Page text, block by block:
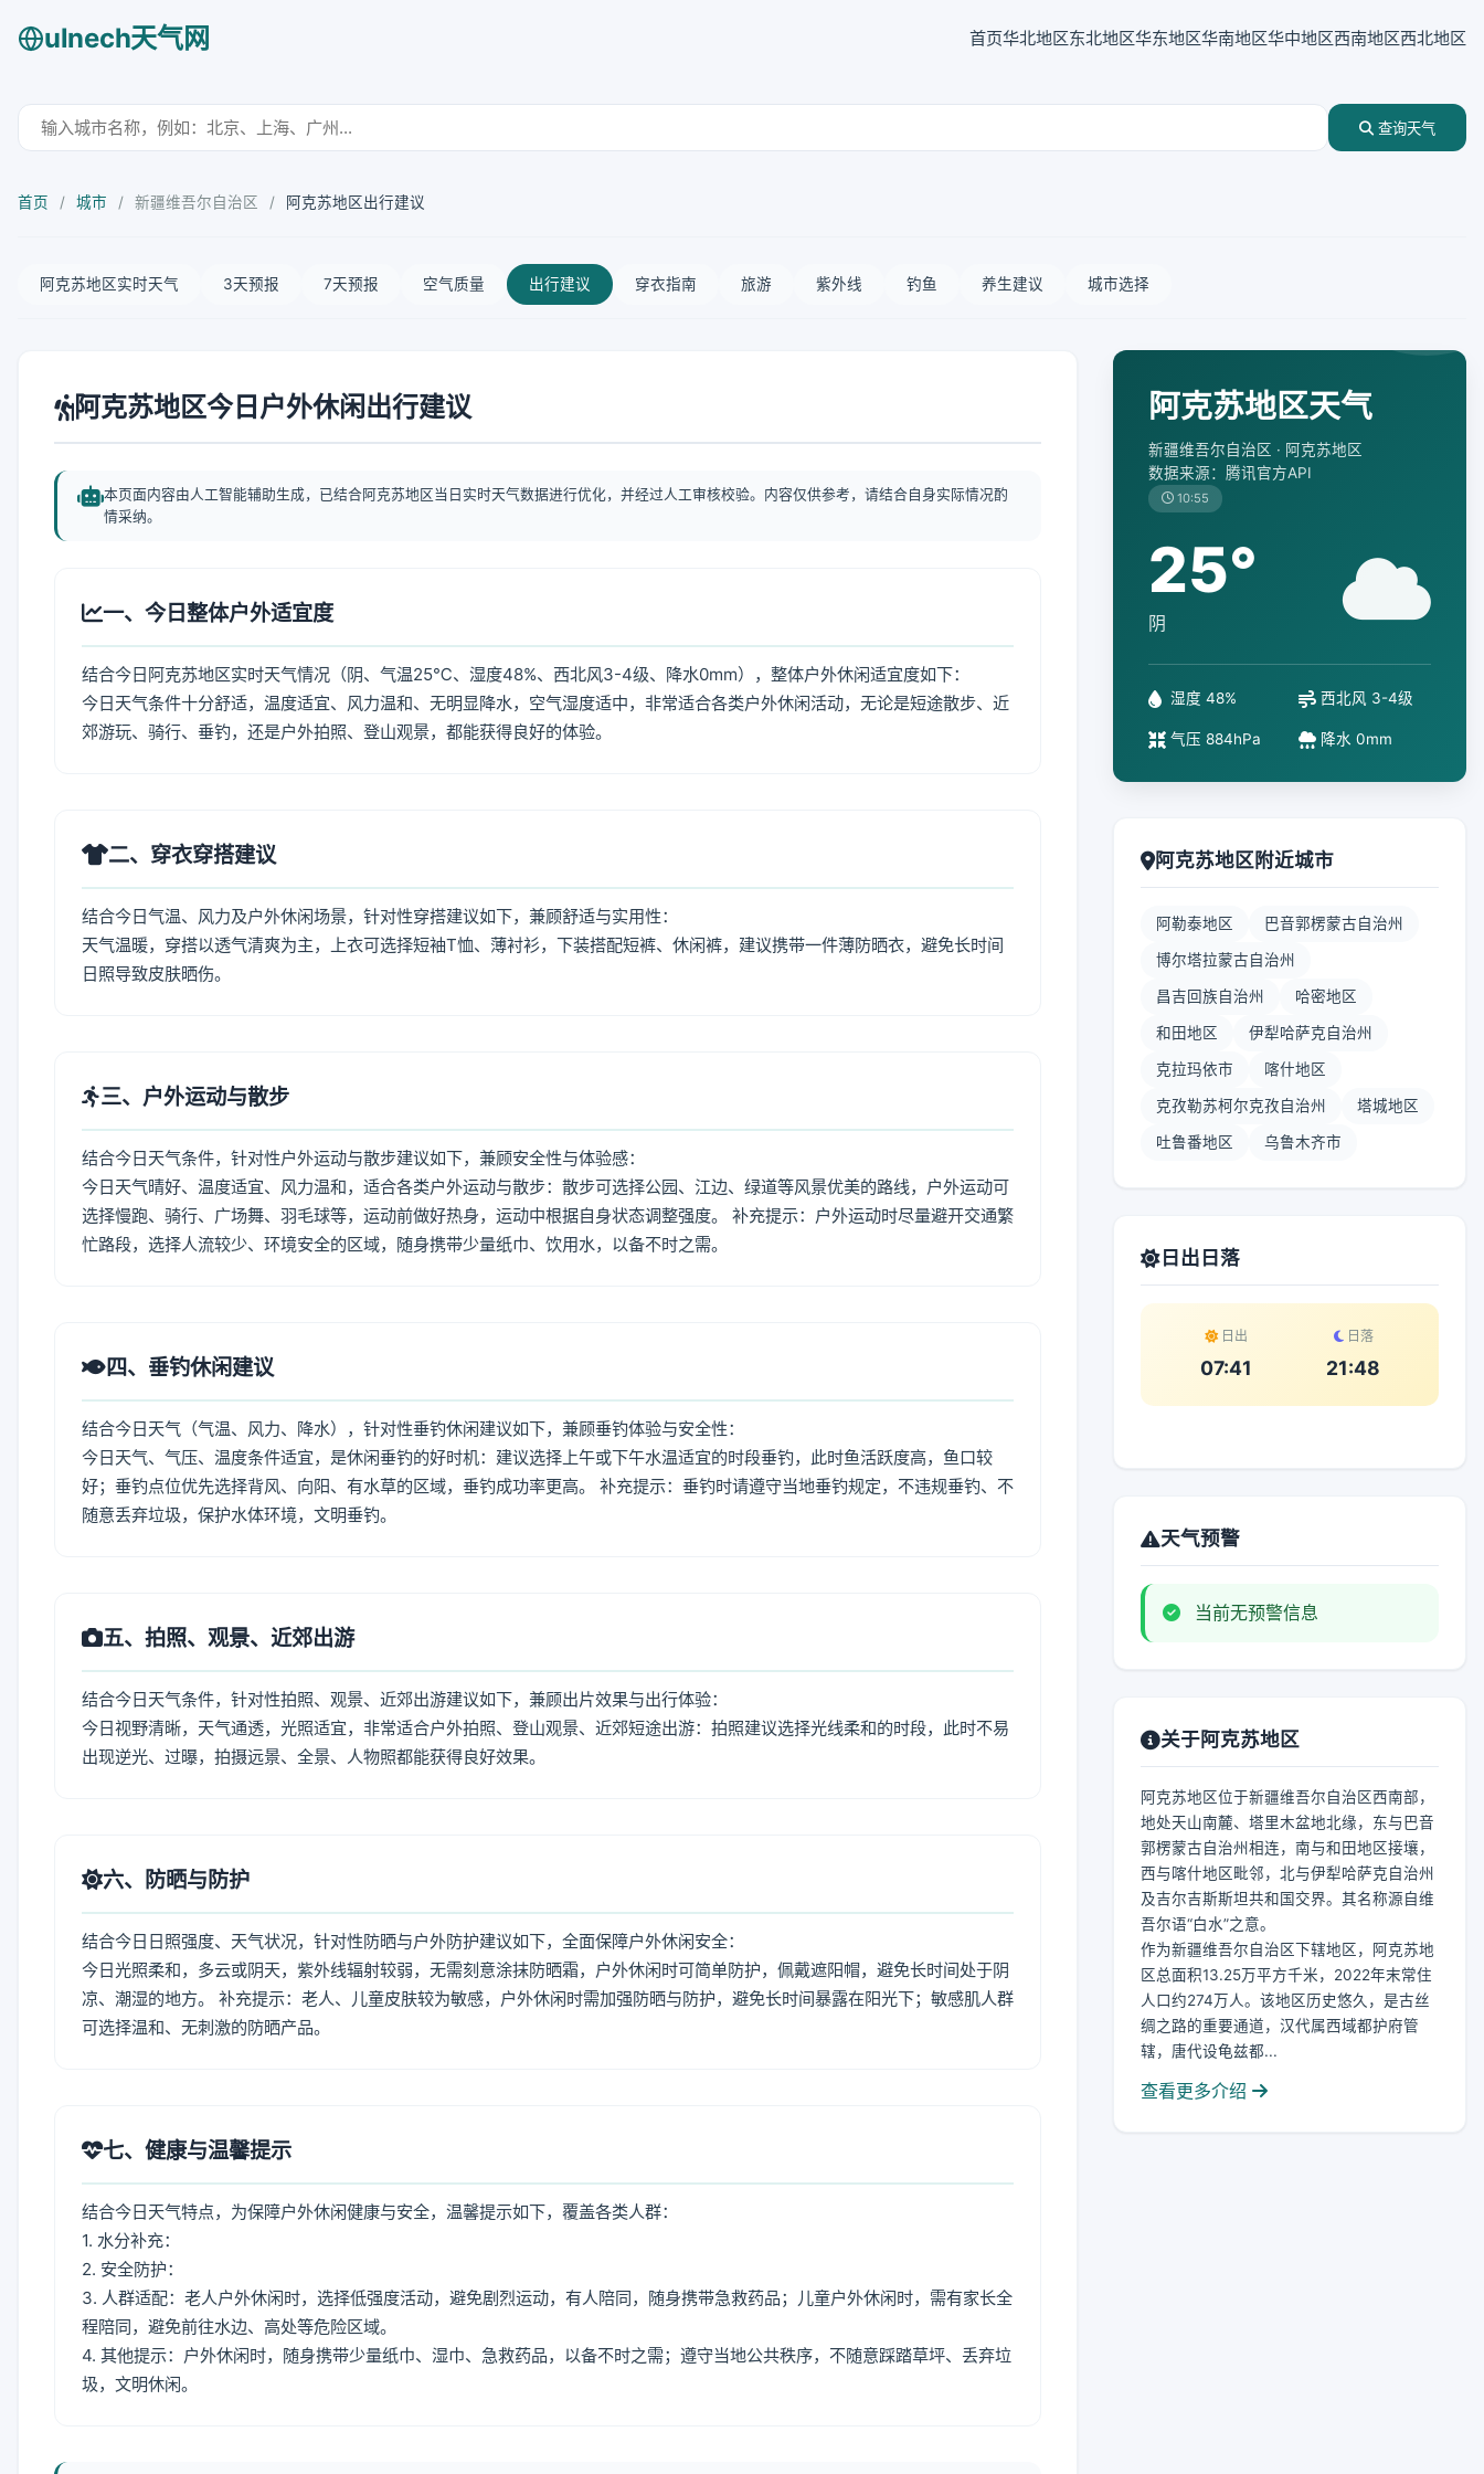
ulnech天气网 首页华北地区东北地区华东地区华南地区华中地区西南地区西北地区
查询天气
首页 / 城市 / 新疆维吾尔自治区 / 阿克苏地区出行建议
阿克苏地区实时天气 3天预报 7天预报 空气质量 出行建议 穿衣指南 旅游 紫外线 钓鱼 养生建议 城市选择
阿克苏地区今日户外休闲出行建议
本页面内容由人工智能辅助生成，已结合阿克苏地区当日实时天气数据进行优化，并经过人工审核校验。内容仅供参考，请结合自身实际情况酌
情采纳。
一、今日整体户外适宜度
结合今日阿克苏地区实时天气情况（阴、气温25℃、湿度48%、西北风3-4级、降水0mm），整体户外休闲适宜度如下：
今日天气条件十分舒适，温度适宜、风力温和、无明显降水，空气湿度适中，非常适合各类户外休闲活动，无论是短途散步、近
郊游玩、骑行、垂钓，还是户外拍照、登山观景，都能获得良好的体验。
二、穿衣穿搭建议
结合今日气温、风力及户外休闲场景，针对性穿搭建议如下，兼顾舒适与实用性：
天气温暖，穿搭以透气清爽为主，上衣可选择短袖T恤、薄衬衫，下装搭配短裤、休闲裤，建议携带一件薄防晒衣，避免长时间
日照导致皮肤晒伤。
三、户外运动与散步
结合今日天气条件，针对性户外运动与散步建议如下，兼顾安全性与体验感：
今日天气晴好、温度适宜、风力温和，适合各类户外运动与散步：散步可选择公园、江边、绿道等风景优美的路线，户外运动可
选择慢跑、骑行、广场舞、羽毛球等，运动前做好热身，运动中根据自身状态调整强度。 补充提示：户外运动时尽量避开交通繁
忙路段，选择人流较少、环境安全的区域，随身携带少量纸巾、饮用水，以备不时之需。
四、垂钓休闲建议
结合今日天气（气温、风力、降水），针对性垂钓休闲建议如下，兼顾垂钓体验与安全性：
今日天气、气压、温度条件适宜，是休闲垂钓的好时机：建议选择上午或下午水温适宜的时段垂钓，此时鱼活跃度高，鱼口较
好；垂钓点位优先选择背风、向阳、有水草的区域，垂钓成功率更高。 补充提示：垂钓时请遵守当地垂钓规定，不违规垂钓、不
随意丢弃垃圾，保护水体环境，文明垂钓。
五、拍照、观景、近郊出游
结合今日天气条件，针对性拍照、观景、近郊出游建议如下，兼顾出片效果与出行体验：
今日视野清晰，天气通透，光照适宜，非常适合户外拍照、登山观景、近郊短途出游：拍照建议选择光线柔和的时段，此时不易
出现逆光、过曝，拍摄远景、全景、人物照都能获得良好效果。
六、防晒与防护
结合今日日照强度、天气状况，针对性防晒与户外防护建议如下，全面保障户外休闲安全：
今日光照柔和，多云或阴天，紫外线辐射较弱，无需刻意涂抹防晒霜，户外休闲时可简单防护，佩戴遮阳帽，避免长时间处于阴
凉、潮湿的地方。 补充提示：老人、儿童皮肤较为敏感，户外休闲时需加强防晒与防护，避免长时间暴露在阳光下；敏感肌人群
可选择温和、无刺激的防晒产品。
七、健康与温馨提示
结合今日天气特点，为保障户外休闲健康与安全，温馨提示如下，覆盖各类人群：
1. 水分补充：
2. 安全防护：
3. 人群适配：老人户外休闲时，选择低强度活动，避免剧烈运动，有人陪同，随身携带急救药品；儿童户外休闲时，需有家长全
程陪同，避免前往水边、高处等危险区域。
4. 其他提示：户外休闲时，随身携带少量纸巾、湿巾、急救药品，以备不时之需；遵守当地公共秩序，不随意踩踏草坪、丢弃垃
圾，文明休闲。
阿克苏地区天气
新疆维吾尔自治区 · 阿克苏地区
数据来源：腾讯官方API
10:55
25°
阴
湿度 48% 西北风 3-4级
气压 884hPa 降水 0mm
阿克苏地区附近城市
阿勒泰地区 巴音郭楞蒙古自治州
博尔塔拉蒙古自治州
昌吉回族自治州 哈密地区
和田地区 伊犁哈萨克自治州
克拉玛依市 喀什地区
克孜勒苏柯尔克孜自治州 塔城地区
吐鲁番地区 乌鲁木齐市
日出日落
日出
07:41
日落
21:48
天气预警
当前无预警信息
关于阿克苏地区
阿克苏地区位于新疆维吾尔自治区西南部，
地处天山南麓、塔里木盆地北缘，东与巴音
郭楞蒙古自治州相连，南与和田地区接壤，
西与喀什地区毗邻，北与伊犁哈萨克自治州
及吉尔吉斯斯坦共和国交界。其名称源自维
吾尔语“白水”之意。
作为新疆维吾尔自治区下辖地区，阿克苏地
区总面积13.25万平方千米，2022年末常住
人口约274万人。该地区历史悠久，是古丝
绸之路的重要通道，汉代属西域都护府管
辖，唐代设龟兹都...
查看更多介绍